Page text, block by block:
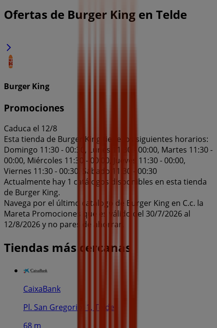
Ofertas de Burger King en Telde
Burger King
Promociones
Caduca el 12/8
Esta tienda de Burger King tiene los siguientes horarios:
Domingo 11:30 - 00:30, Lunes 11:30 - 00:00, Martes 11:30 -
00:00, Miércoles 11:30 - 00:00, Jueves 11:30 - 00:00,
Viernes 11:30 - 00:30, Sábado 11:30 - 00:30
Actualmente hay 1 catálogos disponibles en esta tienda
de Burger King.
Navega por el último catálogo de Burger King en C.c. la
Mareta Promociones que es válido del 30/7/2026 al
12/8/2026 y no pares de ahorrar.
Tiendas más cercanas
CaixaBank
Pl. San Gregorio, 1, Telde
68 m